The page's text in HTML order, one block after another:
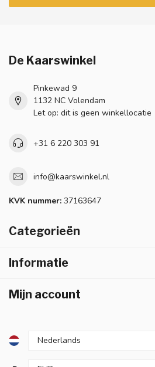
De Kaarswinkel
Pinkewad 9
1132 NC Volendam
Let op: dit is geen winkellocatie
+31 6 220 303 91
info@kaarswinkel.nl
KVK nummer: 37163647
Categorieën
Informatie
Mijn account